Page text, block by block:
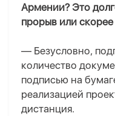
Армении? Это
прорыв или
— Безусловно,
количество
подписью на
реализацией
дистанция.